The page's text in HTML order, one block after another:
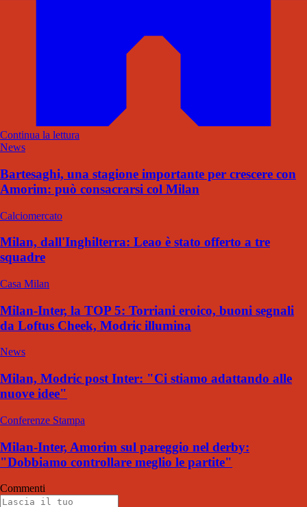
Continua la lettura
News
Bartesaghi, una stagione importante per crescere con
Amorim: può consacrarsi col Milan
Calciomercato
Milan, dall'Inghilterra: Leao è stato offerto a tre
squadre
Casa Milan
Milan-Inter, la TOP 5: Torriani eroico, buoni segnali
da Loftus Cheek, Modric illumina
News
Milan, Modric post Inter: "Ci stiamo adattando alle
nuove idee"
Conferenze Stampa
Milan-Inter, Amorim sul pareggio nel derby:
"Dobbiamo controllare meglio le partite"
Commenti